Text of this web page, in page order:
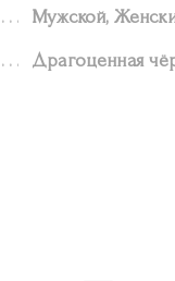
Мужской,
Драгоценная